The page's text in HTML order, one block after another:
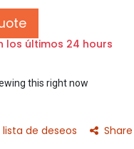
los últimos 24 hours
this right now
de deseos Share